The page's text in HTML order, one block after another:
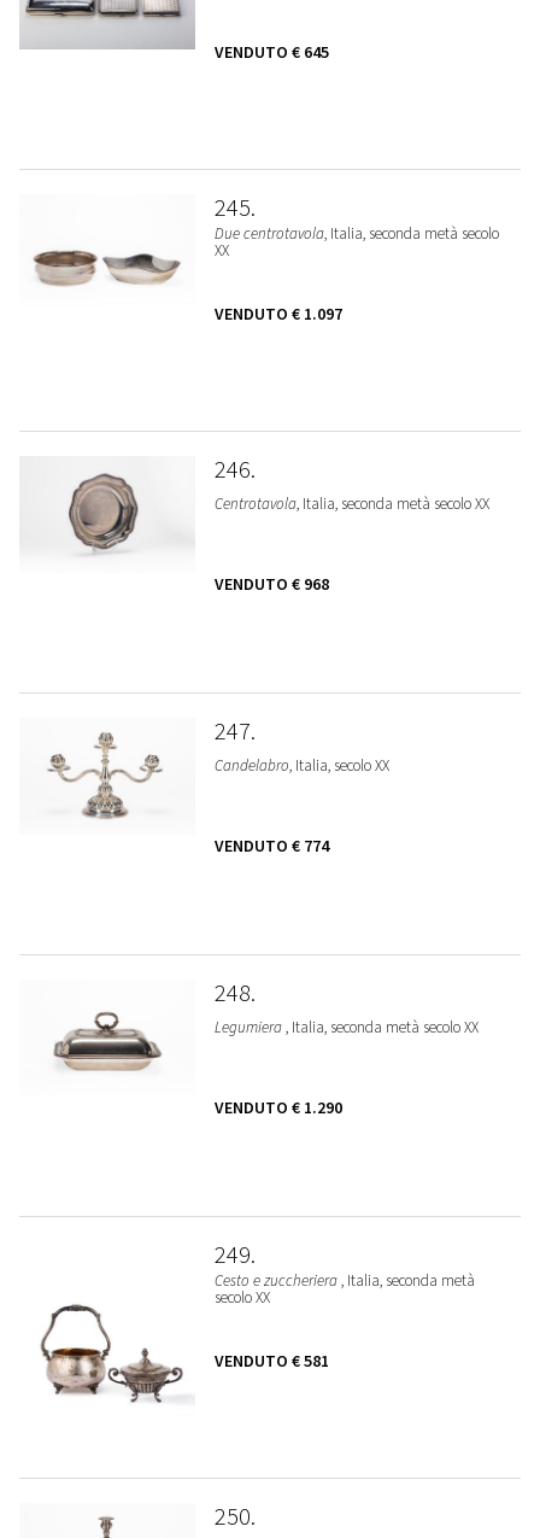
VENDUTO € 645
245
Due centrotavola, Italia, seconda metà secolo
XX
VENDUTO € 1.097
246
Centrotavola, Italia, seconda metà secolo XX
VENDUTO € 968
247
Candelabro, Italia, secolo XX
VENDUTO € 774
248
Legumiera, Italia, seconda metà secolo XX
VENDUTO € 1.290
249
Cesto e zuccheriera, Italia, seconda metà
secolo XX
VENDUTO € 581
250